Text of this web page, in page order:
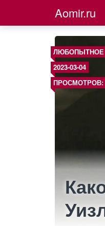
Aomir.ru
ЛЮБОПЫТНОЕ
2023-03-04
ПРОСМОТРОВ: